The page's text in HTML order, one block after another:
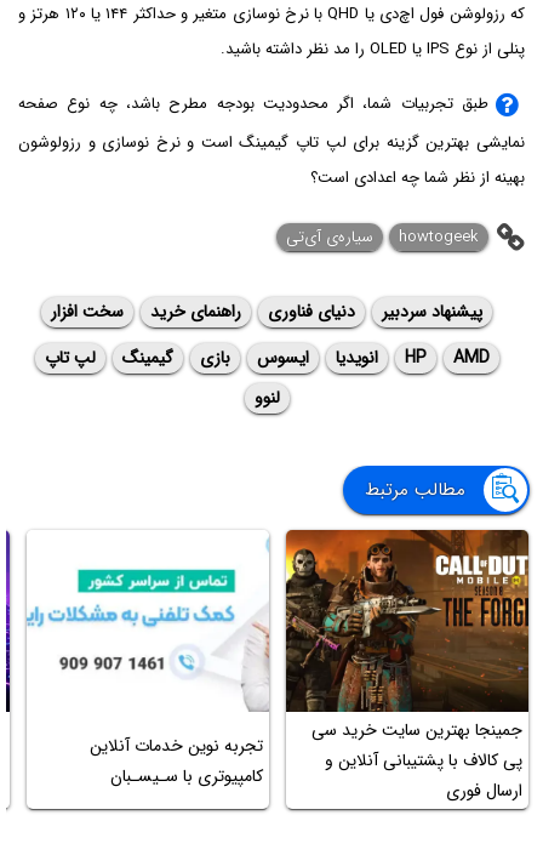
که رزولوشن فول اچ‌دی یا QHD با نرخ نوسازی متغیر و حداکثر ۱۴۴ یا ۱۲۰ هرتز و
پنلی از نوع IPS یا OLED را مد نظر داشته باشید.
طبق تجربیات شما، اگر محدودیت بودجه مطرح باشد، چه نوع صفحه
نمایشی بهترین گزینه برای لپ تاپ گیمینگ است و نرخ نوسازی و رزولوشون
بهینه از نظر شما چه اعدادی است؟
howtogeek سیاره‌ی آی‌تی
پیشنهاد سردبیر دنیای فناوری راهنمای خرید
سخت افزار
AMD
HP انویدیا ایسوس بازی گیمینگ
لپ تاپ
لنوو
مطالب مرتبط
جمینجا بهترین سایت خرید سی
پی کالاف با پشتیبانی آنلاین و
ارسال فوری
تجربه نوین خدمات آنلاین
کامپیوتری با سـیسـبان